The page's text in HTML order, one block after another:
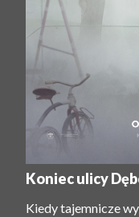
Koniec ulicy
Kiedy tajemnicze